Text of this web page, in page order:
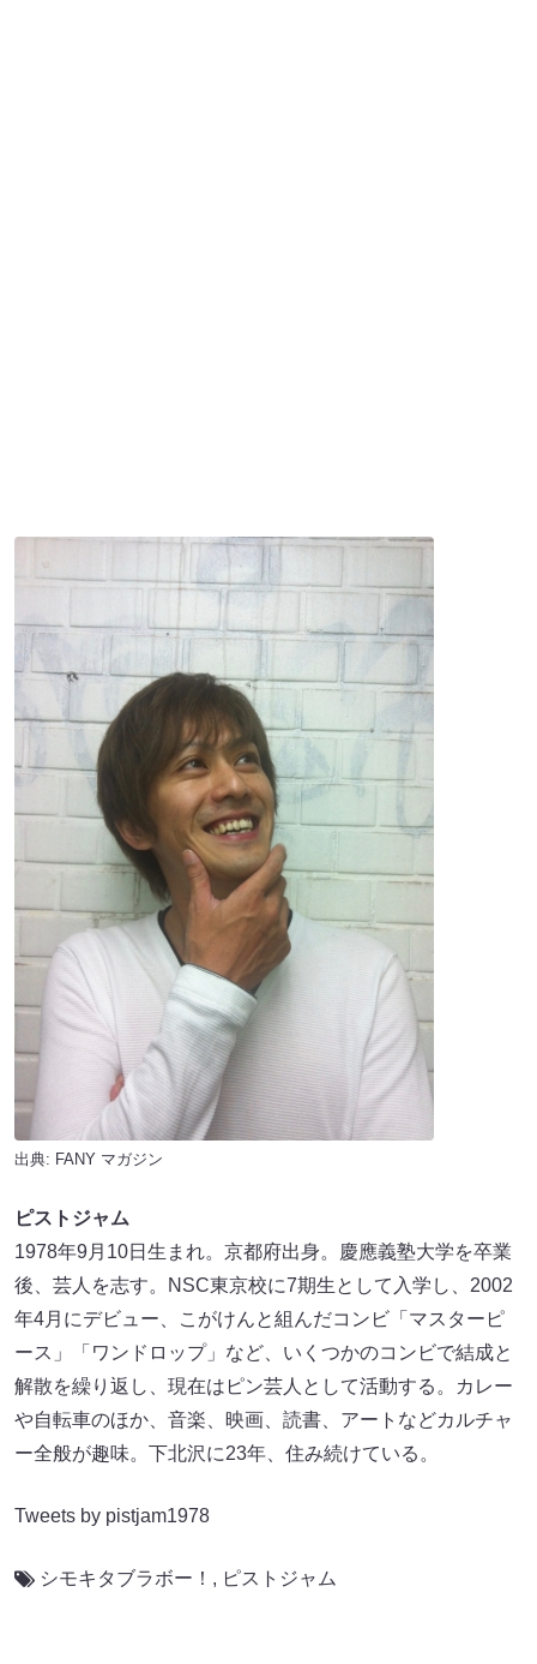
出典: FANY マガジン
ピストジャム
1978年9月10日生まれ。京都府出身。慶應義塾大学を卒業
後、芸人を志す。NSC東京校に7期生として入学し、2002
年4月にデビュー、こがけんと組んだコンビ「マスターピ
ース」「ワンドロップ」など、いくつかのコンビで結成と
解散を繰り返し、現在はピン芸人として活動する。カレー
や自転車のほか、音楽、映画、読書、アートなどカルチャ
ー全般が趣味。下北沢に23年、住み続けている。
Tweets by pistjam1978
シモキタブラボー！ , ピストジャム